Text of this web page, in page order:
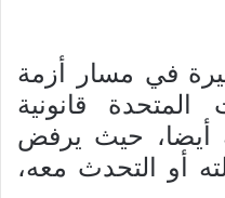
في مسار أزمة
المتحدة قانونية
أيضا، حيث يرفض
أو التحدث معه،